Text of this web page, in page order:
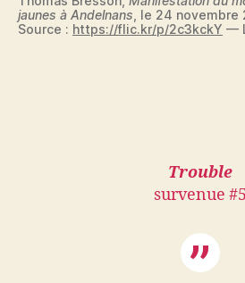
jaunes à Andelnans , le 24 novembre
Source : https://flic.kr/p/2c3kckY —
Trouble
survenue #5